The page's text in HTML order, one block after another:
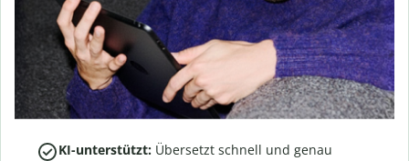
KI-unterstützt: Übersetzt schnell und genau